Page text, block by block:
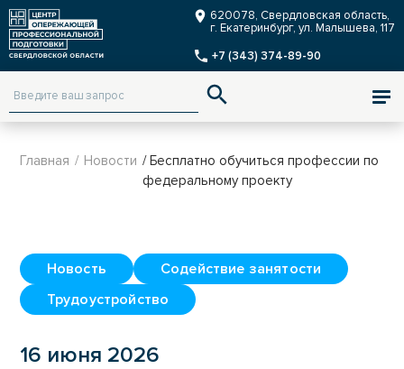
620078, Свердловская область,
г. Екатеринбург, ул. Малышева, 117
+7 (343) 374-89-90
ENG
Версия для слабовидящих
Главная / Новости / Бесплатно обучиться профессии по
федеральному проекту
Новость
Содействие занятости
Трудоустройство
16 июня 2026